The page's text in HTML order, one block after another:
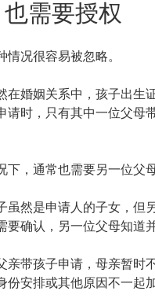
需要授权
情况很容易被忽略。
在婚姻关系中，孩子出生
请时，只有其中一位父母
下，通常也需要另一位父
虽然是申请人的子女，但
要确认，另一位父母知道
亲带孩子申请，母亲暂时
份安排或其他原因不一起